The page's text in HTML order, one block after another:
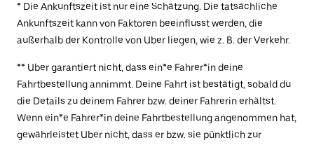
* Die Ankunftszeit ist nur eine Schätzung. Die tatsächliche
Ankunftszeit kann von Faktoren beeinflusst werden, die
außerhalb der Kontrolle von Uber liegen, wie z. B. der Verkehr.
** Uber garantiert nicht, dass ein*e Fahrer*in deine
Fahrtbestellung annimmt. Deine Fahrt ist bestätigt, sobald du
die Details zu deinem Fahrer bzw. deiner Fahrerin erhältst.
Wenn ein*e Fahrer*in deine Fahrtbestellung angenommen hat,
gewährleistet Uber nicht, dass er bzw. sie pünktlich zur